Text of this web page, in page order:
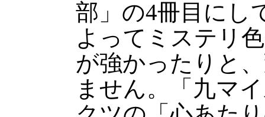
部」の4冊目にし
よってミステリ
が強かったりと
ません。「九マ